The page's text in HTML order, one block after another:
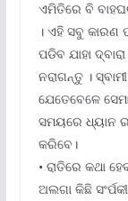
ଏମିତିରେ ବି
। ଏହି ସବୁ
ପଡିବ ଯାହା
ନରାଗନ୍ତୁ ।
ଯେତେବେଳେ
ସମୟରେ ଧ୍ୟାନ
କରିବେ।
• ରାତିରେ କଥା
ଅଲଗା କିଛି